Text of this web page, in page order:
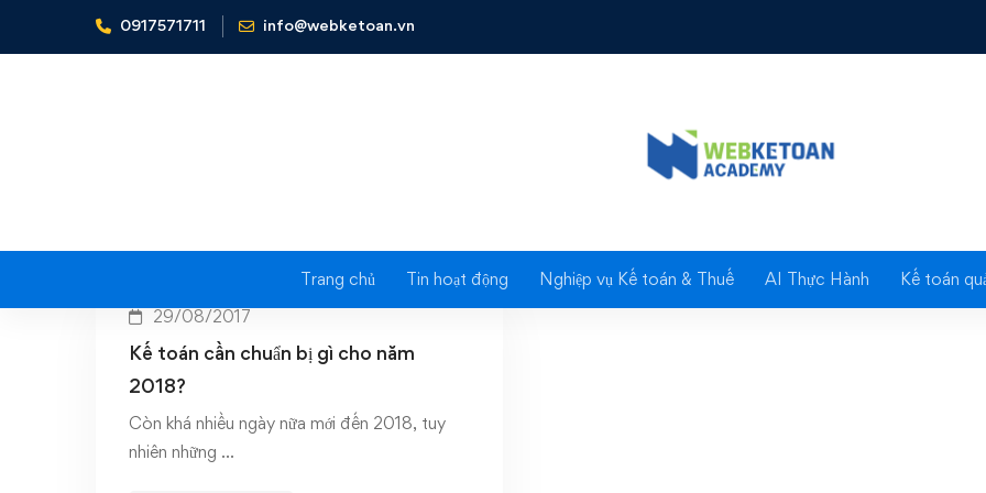
0917571711 info@webketoan.vn
Trang chủ Tin hoạt động Nghiệp vụ Kế toán & Thuế AI Thực Hành Kế toán
Home Chuẩn bị cho năm 2018
29/08/2017
Kế toán cần chuẩn bị gì cho năm
2018?
Còn khá nhiều ngày nữa mới đến 2018, tuy
nhiên những …